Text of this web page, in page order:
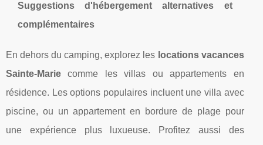
Suggestions d'hébergement alternatives et
complémentaires
En dehors du camping, explorez les locations vacances
Sainte-Marie comme les villas ou appartements en
résidence. Les options populaires incluent une villa avec
piscine, ou un appartement en bordure de plage pour
une expérience plus luxueuse. Profitez aussi des